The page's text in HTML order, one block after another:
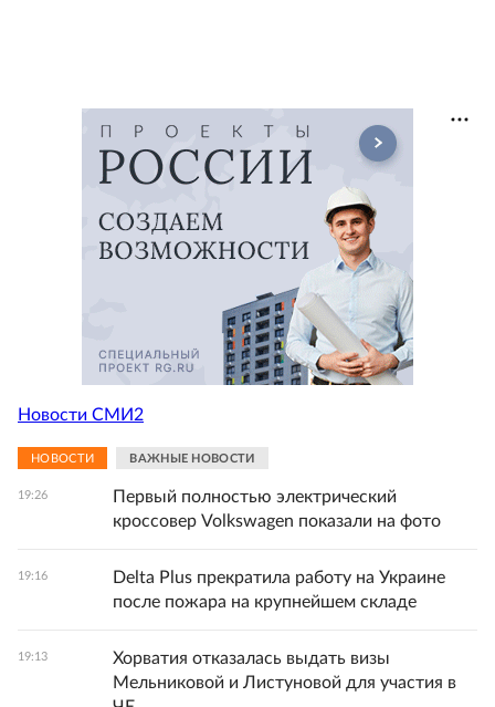
Новости СМИ2
НОВОСТИ ВАЖНЫЕ НОВОСТИ
19:26
Первый полностью электрический
кроссовер Volkswagen показали на фото
19:16
Delta Plus прекратила работу на Украине
после пожара на крупнейшем складе
19:13
Хорватия отказалась выдать визы
Мельниковой и Листуновой для участия в